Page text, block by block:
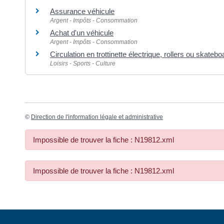
Assurance véhicule
Argent - Impôts - Consommation
Achat d'un véhicule
Argent - Impôts - Consommation
Circulation en trottinette électrique, rollers ou
Loisirs - Sports - Culture
© Direction de l'information légale et administrative
Impossible de trouver la fiche : N19812.xml
Impossible de trouver la fiche : N19812.xml